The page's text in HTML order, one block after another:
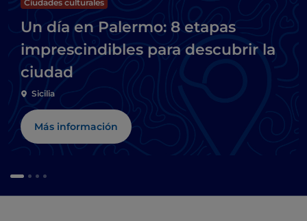
Ciudades culturales
Un día en Palermo: 8 etapas
imprescindibles para descubrir la
ciudad
Sicilia
Más información